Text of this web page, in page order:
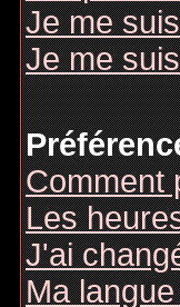
Je me
Je me
Comment
Les
J'ai
Ma